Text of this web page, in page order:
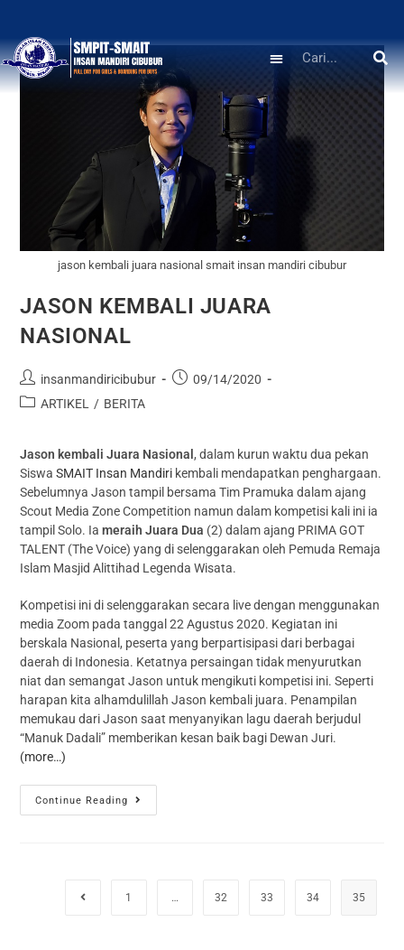
jason kembali juara nasional smait insan mandiri cibubur
JASON KEMBALI JUARA
NASIONAL
insanmandiricibubur
09/14/2020
ARTIKEL / BERITA
Jason kembali Juara Nasional, dalam kurun waktu dua pekan
SiswaSMAIT Insan Mandiri kembali mendapatkan penghargaan.
Sebelumnya Jason tampil bersama Tim Pramuka dalam ajang
Scout Media Zone Competition namun dalam kompetisi kali ini ia
tampil Solo. Iameraih Juara Dua (2) dalam ajang PRIMA GOT
TALENT (The Voice) yang di selenggarakan oleh Pemuda Remaja
Islam Masjid Alittihad Legenda Wisata.
Kompetisi ini di selenggarakan secara live dengan menggunakan
media Zoom pada tanggal 22 Agustus 2020. Kegiatan ini
berskala Nasional, peserta yang berpartisipasi dari berbagai
daerah di Indonesia. Ketatnya persaingan tidak menyurutkan
niat dan semangat Jason untuk mengikuti kompetisi ini. Seperti
harapan kita alhamdulillah Jason kembali juara. Penampilan
memukau dari Jason saat menyanyikan lagu daerah berjudul
“Manuk Dadali” memberikan kesan baik bagi Dewan Juri.
(more…)
Continue Reading
1 … 32 33 34 35